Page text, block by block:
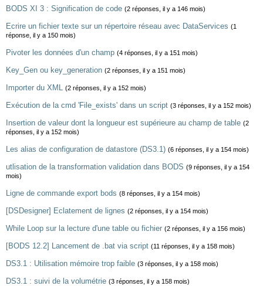
BODS XI 3 : Signification de code (2 réponses, il y a 146 mois)
Ecrire un fichier texte sur un répertoire réseau avec DataServices (1
réponse, il y a 150 mois)
Pivoter les données d'un champ (4 réponses, il y a 151 mois)
Key_Gen ou key_generation (2 réponses, il y a 151 mois)
Importer du XML (2 réponses, il y a 152 mois)
Exécution de la cmd 'File_exists' dans un script (3 réponses, il y a 152 mois)
Insertion de valeur dont la longueur est supérieure au champ de table (2
réponses, il y a 152 mois)
Les alias de configuration de datastore (DS3.1) (6 réponses, il y a 154 mois)
utlisation de la transformation validation dans BODS (9 réponses, il y a 154
mois)
Ligne de commande export bods (8 réponses, il y a 154 mois)
[DSDesigner] Eclatement de lignes (2 réponses, il y a 154 mois)
While Loop sur la lecture d'une table ou fichier (2 réponses, il y a 156 mois)
[BODS 12.2] Lancement de .bat via script (11 réponses, il y a 158 mois)
DS3.1 : Utilisation mémoire trop faible (3 réponses, il y a 158 mois)
DS3.1 : suivi de la volumétrie (3 réponses, il y a 158 mois)